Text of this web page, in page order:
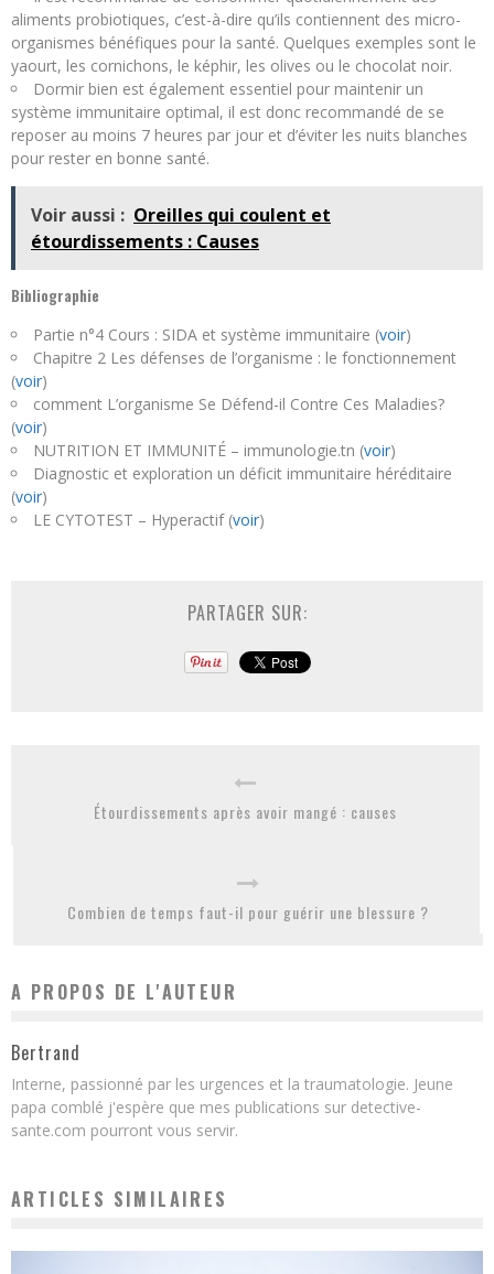
aliments probiotiques, c’est-à-dire qu’ils contiennent des micro-
organismes bénéfiques pour la santé. Quelques exemples sont le
yaourt, les cornichons, le képhir, les olives ou le chocolat noir.
Dormir bien est également essentiel pour maintenir un
système immunitaire optimal, il est donc recommandé de se
reposer au moins 7 heures par jour et d’éviter les nuits blanches
pour rester en bonne santé.
Voir aussi : Oreilles qui coulent et
étourdissements : Causes
Bibliographie
Partie n°4 Cours : SIDA et système immunitaire (voir)
Chapitre 2 Les défenses de l’organisme : le fonctionnement
(voir)
comment L’organisme Se Défend-il Contre Ces Maladies?
(voir)
NUTRITION ET IMMUNITÉ – immunologie.tn (voir)
Diagnostic et exploration un déficit immunitaire héréditaire
(voir)
LE CYTOTEST – Hyperactif (voir)
PARTAGER SUR:
Étourdissements après avoir mangé : causes
Combien de temps faut-il pour guérir une blessure ?
A PROPOS DE L'AUTEUR
Bertrand
Interne, passionné par les urgences et la traumatologie. Jeune
papa comblé j'espère que mes publications sur detective-
sante.com pourront vous servir.
ARTICLES SIMILAIRES